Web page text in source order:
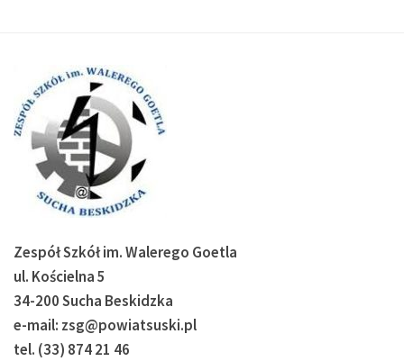
Zespół Szkół im. Walerego Goetla
ul. Kościelna 5
34-200 Sucha Beskidzka
e-mail: zsg@powiatsuski.pl
tel. (33) 874 21 46